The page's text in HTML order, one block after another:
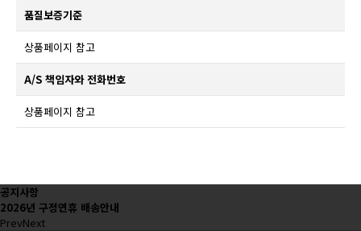
품질보증기준
상품페이지 참고
A/S 책임자와 전화번호
상품페이지 참고
공지사항
2026년 구정연휴 배송안내
PrevNext